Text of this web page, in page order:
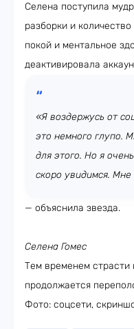
Селена поступила
разборки и
покой и ментальное
деактивировала
«Я воздержусь от
это немного глупо.
для этого. Но я
скоро увидимся. Мне
— объяснила звезда.
Селена Гомес
Тем временем страсти
продолжается
Фото: соцсети,